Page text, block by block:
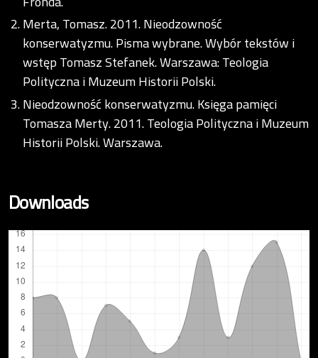
Merta, Tomasz. 2011. Nieodzowność
konserwatyzmu. Pisma wybrane. Wybór tekstów i
wstęp Tomasz Stefanek. Warszawa: Teologia
Polityczna i Muzeum Historii Polski.
Nieodzowność konserwatyzmu. Księga pamięci
Tomasza Merty. 2011. Teologia Polityczna i Muzeum
Historii Polski. Warszawa.
Downloads